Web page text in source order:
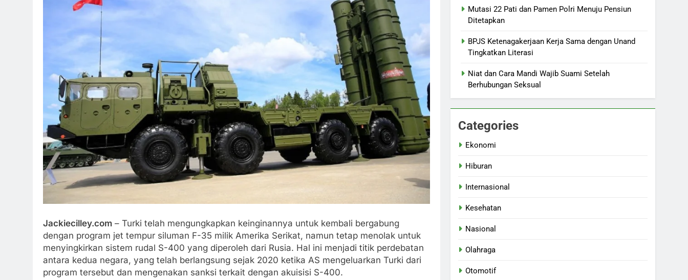
Jackiecilley.com – Turki telah mengungkapkan keinginannya untuk kembali bergabung
dengan program jet tempur siluman F-35 milik Amerika Serikat, namun tetap menolak untuk
menyingkirkan sistem rudal S-400 yang diperoleh dari Rusia. Hal ini menjadi titik perdebatan
antara kedua negara, yang telah berlangsung sejak 2020 ketika AS mengeluarkan Turki dari
program tersebut dan mengenakan sanksi terkait dengan akuisisi S-400.
Mutasi 22 Pati dan Pamen Polri Menuju Pensiun
Ditetapkan
BPJS Ketenagakerjaan Kerja Sama dengan Unand
Tingkatkan Literasi
Niat dan Cara Mandi Wajib Suami Setelah
Berhubungan Seksual
Categories
Ekonomi
Hiburan
Internasional
Kesehatan
Nasional
Olahraga
Otomotif